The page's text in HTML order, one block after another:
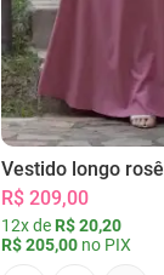
Vestido longo rosê
R$ 209,00
12x de R$ 20,20
R$ 205,00no PIX